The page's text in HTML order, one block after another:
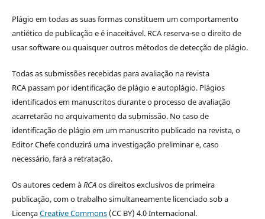
Plágio em todas as suas formas constituem um comportamento
antiético de publicação e é inaceitável. RCA reserva-se o direito de
usar software ou quaisquer outros métodos de detecção de plágio.
Todas as submissões recebidas para avaliação na revista
RCA passam por identificação de plágio e autoplágio. Plágios
identificados em manuscritos durante o processo de avaliação
acarretarão no arquivamento da submissão. No caso de
identificação de plágio em um manuscrito publicado na revista, o
Editor Chefe conduzirá uma investigação preliminar e, caso
necessário, fará a retratação.
Os autores cedem àRCAos direitos exclusivos de primeira
publicação, com o trabalho simultaneamente licenciado sob a
LicençaCreative Commons(CC BY) 4.0 Internacional.